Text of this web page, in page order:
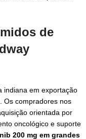
de
indiana em exportação
Os compradores nos
orientada por
oncológico e suporte
200 mg em grandes